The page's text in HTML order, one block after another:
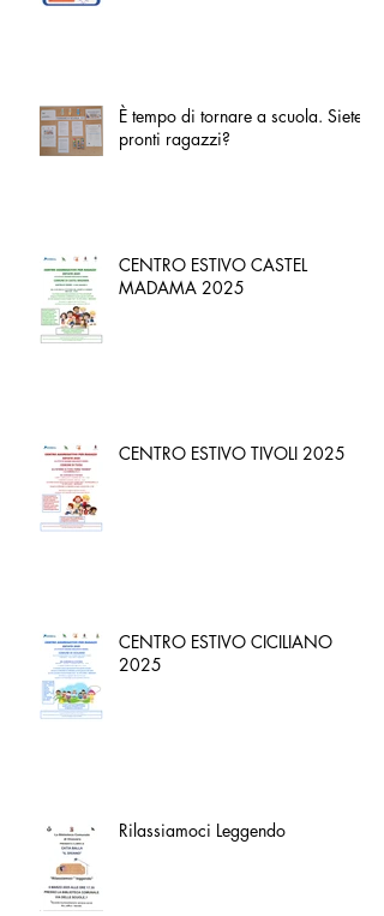
È tempo di tornare a scuola. Siete
pronti ragazzi?
CENTRO ESTIVO CASTEL
MADAMA 2025
CENTRO ESTIVO TIVOLI 2025
CENTRO ESTIVO CICILIANO
2025
Rilassiamoci Leggendo